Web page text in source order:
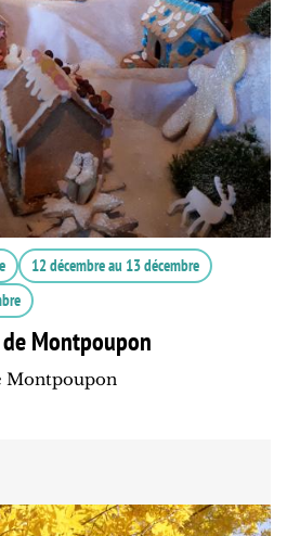
12 décembreau 13 décembre
de Montpoupon
Montpoupon